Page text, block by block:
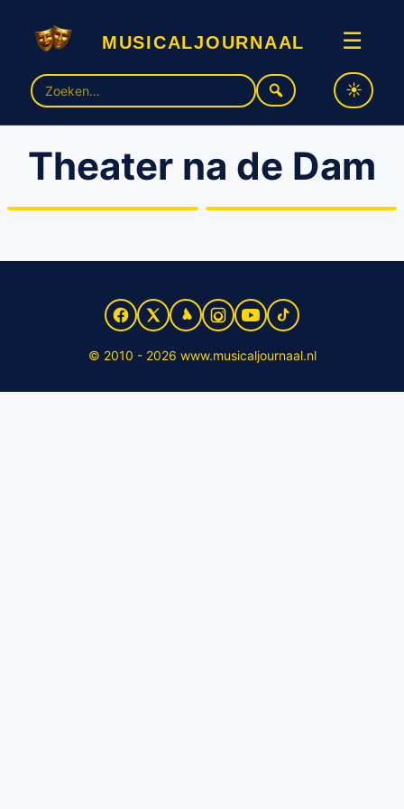
musicaljournaal ☰
Zoek
naar:
Theater na de Dam
Engelandvaarders Award
Soldaat van Oranje
opnieuw met programma
© 2010 - 2026 www.musicaljournaal.nl